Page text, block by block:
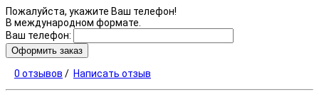
Пожалуйста, укажите Ваш телефон!
В международном формате.
Ваш телефон:
Оформить заказ
0 отзывов / Написать отзыв